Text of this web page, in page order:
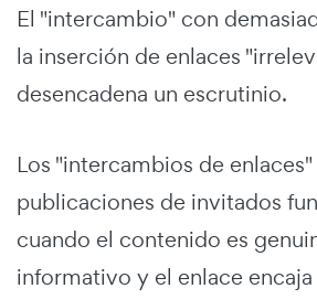
El "intercambio" con
la inserción de enlaces
desencadena un escrutinio.
Los "intercambios de
publicaciones de invitados
cuando el contenido es
informativo y el enlace